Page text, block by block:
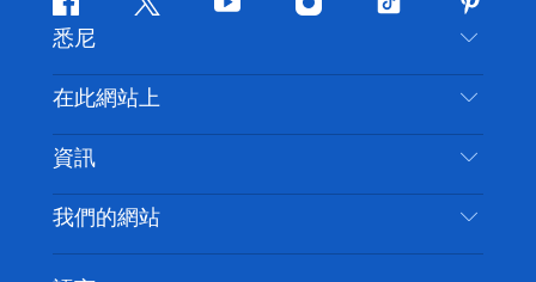
Facebook嘰
喳
喳
Youtube Instagram
抖
悉尼
聯絡我們
免責聲明
隱私
Cookie 通知
在此網站上
目的地
要做的事情
新南威爾斯州公路旅行
資訊
旅行資訊
無障礙悉尼
我們的網站